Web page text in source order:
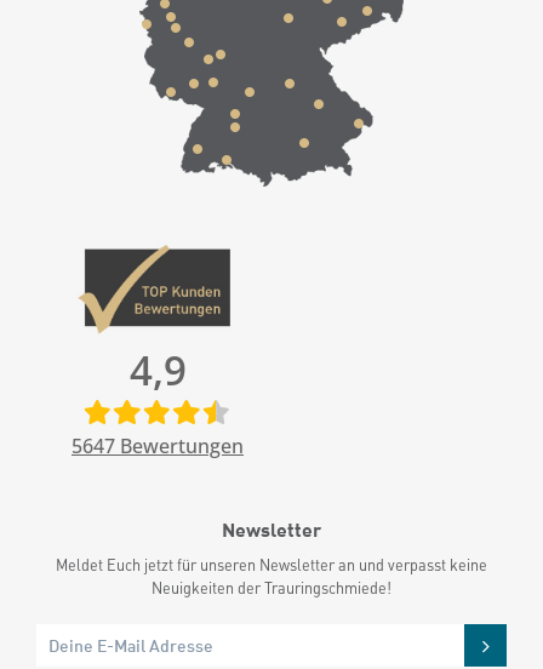
4,9
5647 Bewertungen
Newsletter
Meldet Euch jetzt für unseren Newsletter an und verpasst keine
Neuigkeiten der Trauringschmiede!